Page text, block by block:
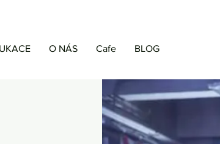
O NÁS Cafe BLOG